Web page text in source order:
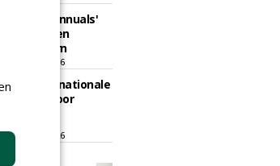
About Annuals'
planten
Appeltern
augustus 2026
2026: internationale
voor
september 2026